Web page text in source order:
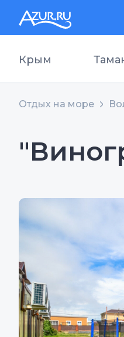
Крым
Отдых на море